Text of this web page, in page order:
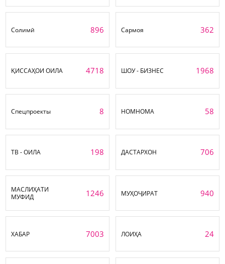
Солимӣ 896 Сармоя 362
ҚИССАҲОИ ОИЛА 4718 ШОУ - БИЗНЕС 1968
Спецпроекты 8 НОМНОМА 58
ТВ - ОИЛА 198 ДАСТАРХОН 706
МАСЛИҲАТИ
МУФИД
1246 МУҲОҶИРАТ 940
ХАБАР 7003 ЛОИҲА 24